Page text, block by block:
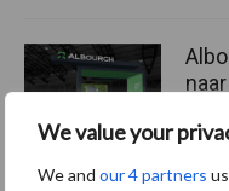
We value your
We and our 4 partners